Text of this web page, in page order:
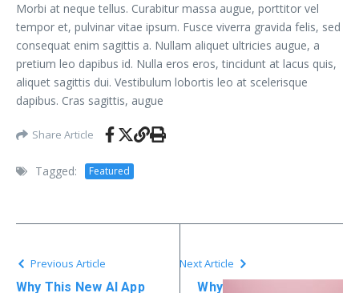
Morbi at neque tellus. Curabitur massa augue, porttitor vel
tempor et, pulvinar vitae ipsum. Fusce viverra gravida felis, sed
consequat enim sagittis a. Nullam aliquet ultricies augue, a
pretium leo dapibus id. Nulla eros eros, tincidunt at lacus quis,
aliquet sagittis dui. Vestibulum lobortis leo at scelerisque
dapibus. Cras sagittis, augue
Share Article
Tagged: Featured
Previous Article
Why This New AI App
Next Article
Why